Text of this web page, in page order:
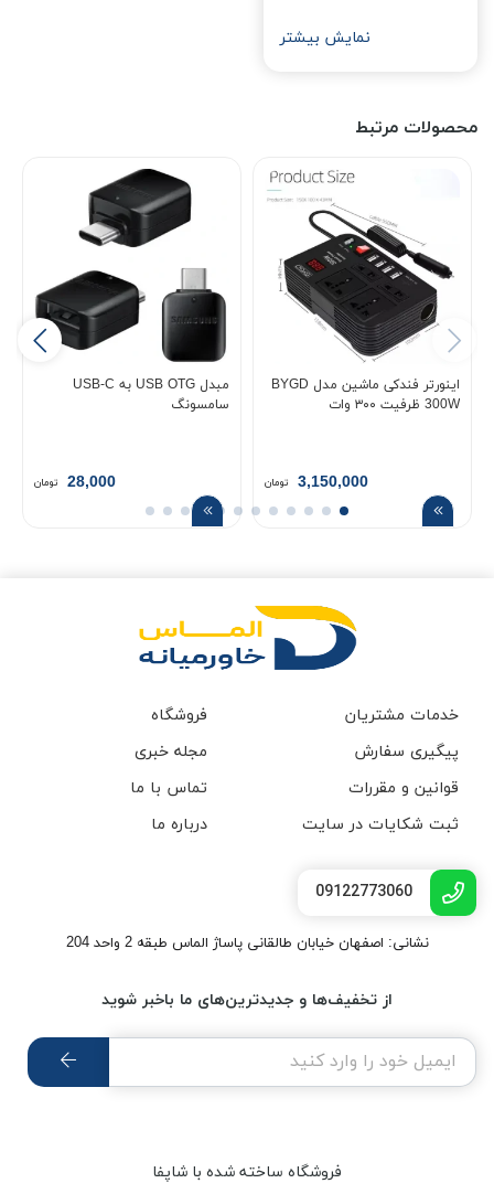
نمایش بیشتر
محصولات مرتبط
اینورتر فندکی ماشین مدل BYGD
300W ظرفیت ۳۰۰ وات
3,150,000 تومان
مبدل USB OTG به USB-C
سامسونگ
28,000 تومان
خدمات مشتریان
پیگیری سفارش
قوانین و مقررات
ثبت شکایات در سایت
فروشگاه
مجله خبری
تماس با ما
درباره ما
09122773060
نشانی: اصفهان خیابان طالقانی پاساژ الماس طبقه 2 واحد 204
از تخفیف‌ها و جدیدترین‌های ما باخبر شوید
فروشگاه ساخته شده با شاپفا